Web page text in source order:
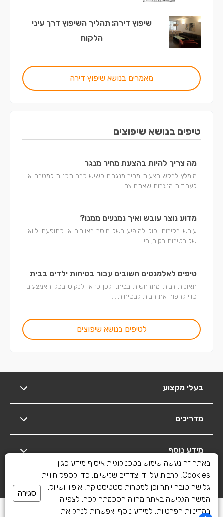
שיפוץ דירה: תהליך השיפוץ דרך עיני
הלקוח
מאמרים בנושא שיפוץ דירה
טיפים בנושא שיפוצים
מה צריך להיות בהצעת מחיר מנגר
מומלץ לבקש הצעות מחיר מנגרים כשיש כבר תכנית למטבח או
לעבודות הנגרות שאתם צר...
מדוע נוצר עובש ואיך נמנעים ממנו?
עובש בקירות יכול להופיע בשל חוסר באוורור או כתופעת לוואי
של רטיבות בקיר, הי...
טיפים לאלמנטים חשובים עבור בטיחות ילדים בבית
תאונות רבות מתרחשות בבית, ולכן כדאי לנקוט בכל האמצעים
כדי להפוך את הבית לבטיחותי...
לטיפים בנושא שיפוצים
בעלי מקצוע
מדריכים
מידע נוסף
יצירת קשר
כל הזכויות שמורות לשיפוצים פלוס 2010-2026
באתר זה נעשה שימוש בטכנולוגיות איסוף מידע כגון
Cookies, לרבות על ידי צדדים שלישיים, כדי לספק חוויית
גלישה טובה יותר וכן למטרות סטטיסטיקה, איפיון ושיווק.
המשך הגלישה באתר מהווה הסכמתך לכך. לצפייה
במדיניות הפרטיות, למידע נוסף ואפשרות לנהל את
סגירה